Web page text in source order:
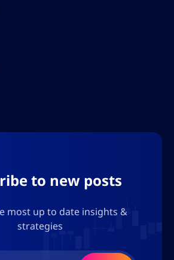
to new posts
most up to date insights &
strategies